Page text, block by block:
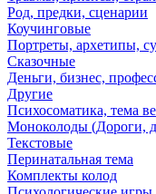
Род, предки, сценарии
Коучинговые
Портреты, архетипы,
Сказочные
Деньги, бизнес,
Другие
Психосоматика, тема
Моноколоды (Дороги,
Текстовые
Перинатальная тема
Комплекты колод